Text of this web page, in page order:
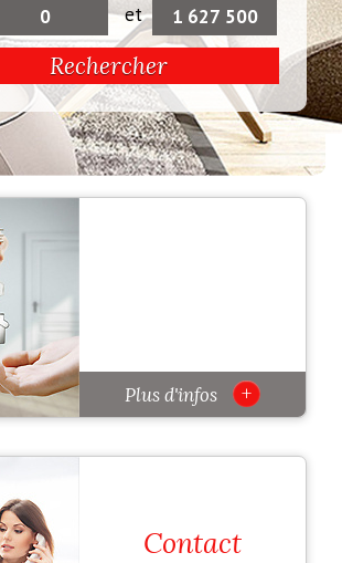
et
Rechercher
Plus d'infos +
Contact